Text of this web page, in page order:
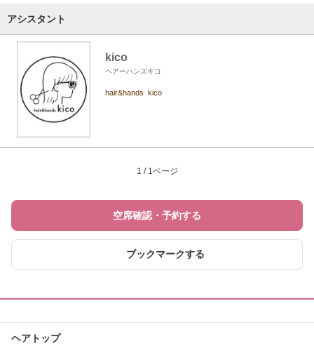
アシスタント
kico
ヘアーハンズキコ
hair&hands kico
1 / 1ページ
空席確認・予約する
ブックマークする
ヘアトップ